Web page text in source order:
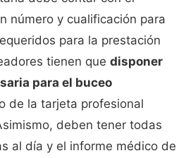
número y cualificación para
para la prestación
tienen que disponer
para el buceo
de la tarjeta profesional
deben tener todas
al día y el informe médico de